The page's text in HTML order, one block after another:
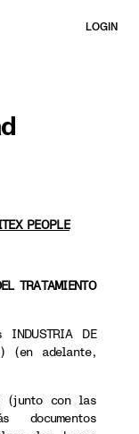
LOGIN
PEOPLE
TRATAMIENTO
DE
(en adelante,
(junto con las
documentos